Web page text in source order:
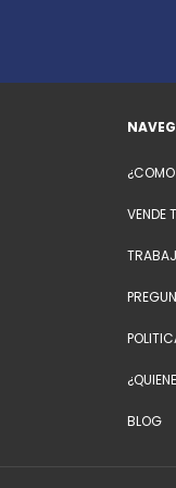
VENDE
BLOG